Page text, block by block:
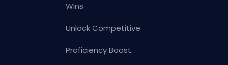
Wins
Unlock Competitive
Proficiency Boost